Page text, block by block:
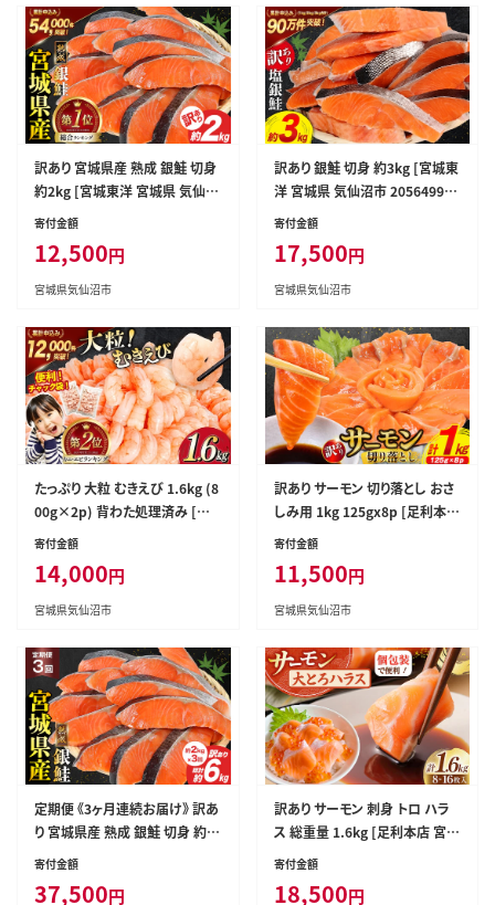
訳あり 宮城県産 熟成 銀鮭 切身
約2kg [宮城東洋 宮城県 気仙沼
市 20563343] 鮭 海鮮 魚介類
シャケ 切り身 冷凍 おかず 弁当
支援 事業者支援 サーモン 魚 銀
寄付金額
12,500円
宮城県気仙沼市
訳あり 銀鮭 切身 約3kg [宮城東
洋 宮城県 気仙沼市 20564992]
鮭 魚介類 海鮮 訳アリ 規格外 不
り身 冷凍 家庭用 おかず 弁当 支
援 サーモン 銀鮭切り身 魚 わけ
寄付金額
17,500円
宮城県気仙沼市
たっぷり 大粒 むきえび 1.6kg (8
00g×2p) 背わた処理済み [カ
ネダイ 宮城県 気仙沼市 20564
ビ 海鮮 業務用 バラ凍結 剥きえ
び むき海老 魚介 エビ 海老 小分
寄付金額
14,000円
宮城県気仙沼市
訳あり サーモン 切り落とし おさ
しみ用 1kg 125gx8p [足利本店
宮城県 気仙沼市 20564313] 魚
生 生食 個包装 チリ銀鮭 銀鮭 海
鮮 海鮮丼 魚介
寄付金額
11,500円
宮城県気仙沼市
定期便 《3ヶ月連続お届け》 訳あ
り 宮城県産 熟成 銀鮭 切身 約2
kg×3回 計6kg [宮城東洋 宮城
寄付金額
37,500円
訳あり サーモン 刺身 トロ ハラ
ス 総重量 1.6kg [足利本店 宮城
県 気仙沼市 20565619] 魚 魚介
寄付金額
18,500円